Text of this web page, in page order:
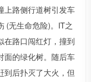
上路侧行道树引发车
(无生命危险)。IT之
在路口闯红灯，撞到
面的绿化树。随后车
到后扑灭了大火，但